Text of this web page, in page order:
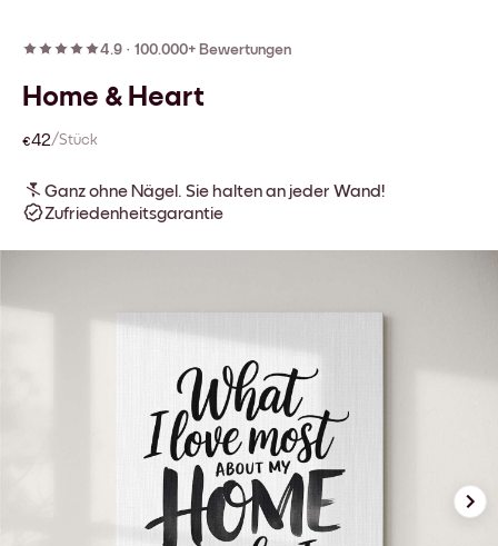
4.9 · 100.000+ Bewertungen
Home & Heart
€42/Stück
Ganz ohne Nägel. Sie halten an jeder Wand!
Zufriedenheitsgarantie